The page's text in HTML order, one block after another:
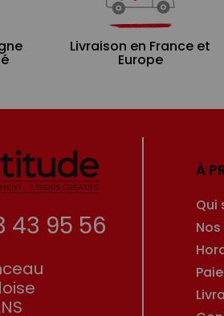
Livraison en France et
Europe
43 95 56
À
Qui